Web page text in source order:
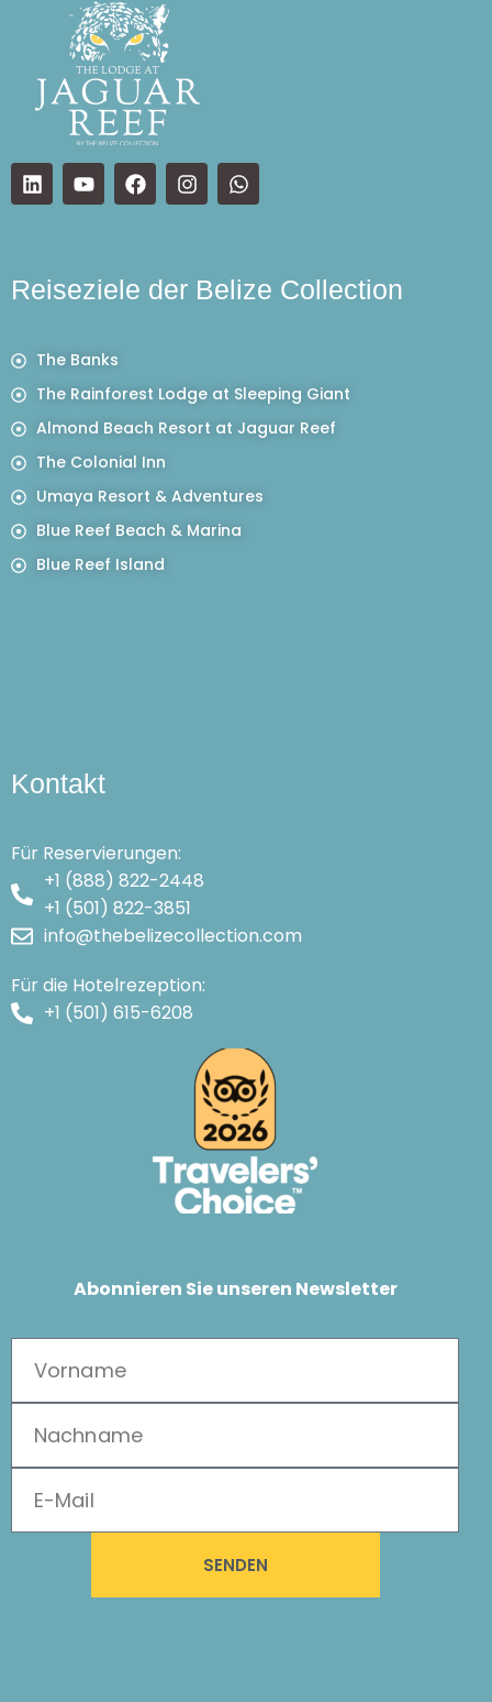
Reiseziele der Belize Collection
The Banks
The Rainforest Lodge at Sleeping Giant
Almond Beach Resort at Jaguar Reef
The Colonial Inn
Umaya Resort & Adventures
Blue Reef Beach & Marina
Blue Reef Island
Kontakt
Für Reservierungen:
+1 (888) 822-2448
+1 (501) 822-3851
info@thebelizecollection.com
Für die Hotelrezeption:
+1 (501) 615-6208
Abonnieren Sie unseren Newsletter
SENDEN